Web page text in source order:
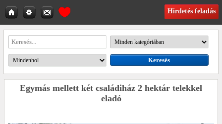
Hirdetés feladás
Egymás mellett két családiház 2 hektár telekkel
eladó